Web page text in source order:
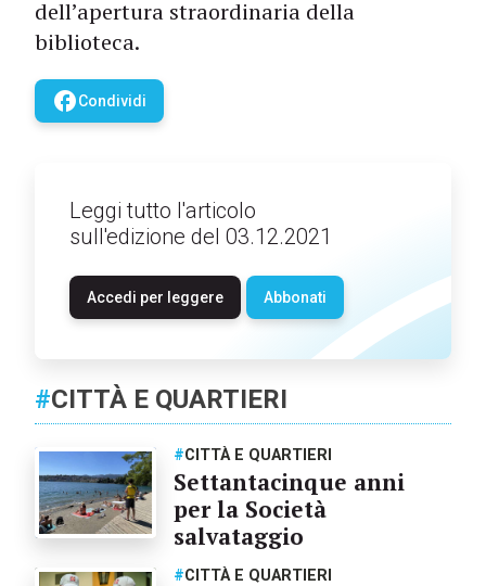
dell’apertura straordinaria della
biblioteca.
facebookCondividi
Leggi tutto l'articolo
sull'edizione del 03.12.2021
Accedi per leggere Abbonati
#CITTÀ E QUARTIERI
#CITTÀ E QUARTIERI
Settantacinque anni
per la Società
salvataggio
#CITTÀ E QUARTIERI